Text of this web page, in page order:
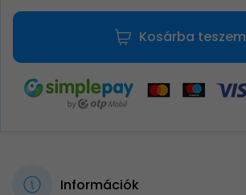
Kosárba teszem
Információk